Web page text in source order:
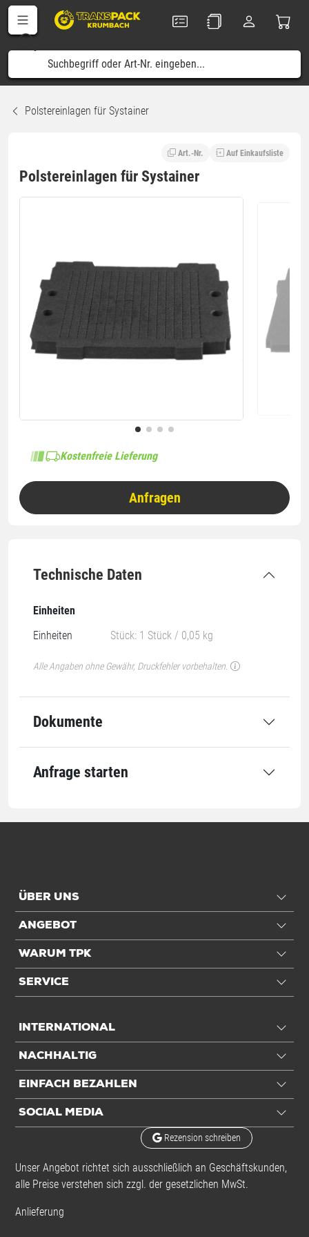
Polstereinlagen für Systainer
Technische Daten
Einheiten
Einheiten
Stück: 1 Stück / 0,05 kg
Alle Angaben ohne Gewähr, Druckfehler vorbehalten.
Dokumente
Anfrage starten
Art.-Nr. Auf Einkaufsliste
Polstereinlagen für Systainer
Kostenfreie Lieferung
Anfragen
ÜBER UNS
ANGEBOT
WARUM TPK
SERVICE
INTERNATIONAL
NACHHALTIG
EINFACH BEZAHLEN
SOCIAL MEDIA
Rezension schreiben
Unser Angebot richtet sich ausschließlich an Geschäftskunden,
alle Preise verstehen sich zzgl. der gesetzlichen MwSt.
Anlieferung